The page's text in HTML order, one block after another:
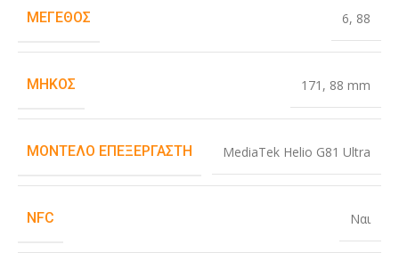
ΜΈΓΕΘΟΣ 6, 88
ΜΉΚΟΣ 171 , 88 mm
ΜΟΝΤΈΛΟ ΕΠΕΞΕΡΓΑΣΤΉ MediaTek Helio G81 Ultra
NFC Ναι